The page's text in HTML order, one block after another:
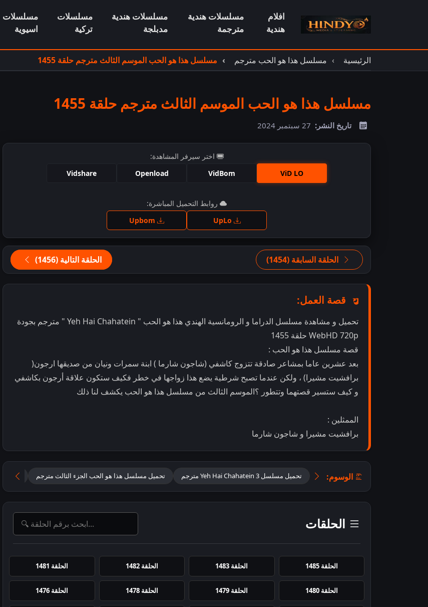
افلام
هندية
مسلسلات هندية
مترجمة
مسلسلات هندية
مدبلجة
مسلسلات
تركية
مسلسلات
اسيوية
الرئيسية مسلسل هذا هو الحب مترجم مسلسل هذا هو الحب الموسم الثالث مترجم حلقة 1455
مسلسل هذا هو الحب الموسم الثالث مترجم حلقة 1455
تاريخ النشر: 27 سبتمبر 2024
اختر سيرفر المشاهدة:
ViD LO
VidBom
Openload
Vidshare
اضغط للمشاهدة
روابط التحميل المباشرة:
الحلقة السابقة (1454) الحلقة التالية (1456)
قصة العمل:
تحميل و مشاهدة مسلسل الدراما و الرومانسية الهندي هذا هو الحب " Yeh Hai Chahatein " مترجم بجودة
WebHD 720p حلقة 1455
قصة مسلسل هذا هو الحب :
بعد عشرين عاما بمشاعر صادقة تتزوج كاشفي (شاجون شارما ) ابنة سمرات ونيان من صديقها ارجون(
برافشيت مشيرا) ، ولكن عندما تصبح شرطية يضع هذا زواجها في خطر فكيف ستكون علاقة أرجون بكاشفي
و كيف ستسير قصتهما وتتطور ؟الموسم الثالث من مسلسل هذا هو الحب يكشف لنا ذلك
الممثلين :
برافشيت مشيرا و شاجون شارما
الوسوم: تحميل مسلسل Yeh Hai Chahatein 3 مترجم تحميل مسلسل هذا هو الحب الجزء الثالث مترجم مسلسل Yeh Hai Chahatein 3 مترجم
الحلقات
الحلقة 1485 الحلقة 1483 الحلقة 1482 الحلقة 1481
الحلقة 1480 الحلقة 1479 الحلقة 1478 الحلقة 1476